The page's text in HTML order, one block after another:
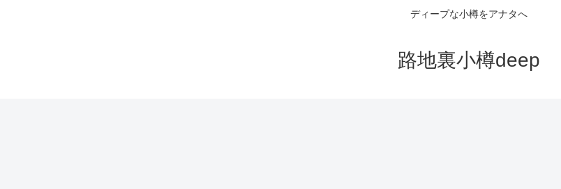
ディープな小樽をアナタへ
路地裏小樽deep